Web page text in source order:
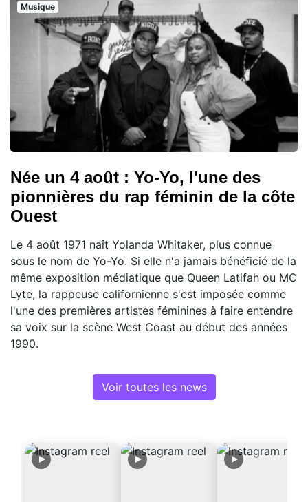
Musique
Née un 4 août : Yo-Yo, l'une des
pionnières du rap féminin de la côte
Ouest
Le 4 août 1971 naît Yolanda Whitaker, plus connue
sous le nom de Yo-Yo. Si elle n'a jamais bénéficié de la
même exposition médiatique que Queen Latifah ou MC
Lyte, la rappeuse californienne s'est imposée comme
l'une des premières artistes féminines à faire entendre
sa voix sur la scène West Coast au début des années
1990.
Voir toutes les news